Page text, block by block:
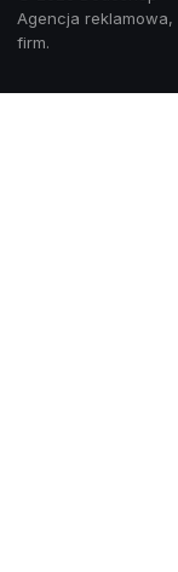
Agencja reklamowa,
firm.